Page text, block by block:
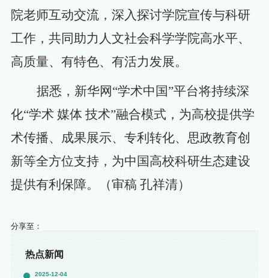
院老师互动交流，深入探讨学院宣传与科研
工作，共同助力人文社会科学学院高水平、
高质量、有特色、有活力发展。
据悉，新华网“学术中国”平台将持续深
化“学术 媒体 技术”融合模式，为高校提供学
术传播、成果展示、专利转化、思政教育创
新等全方位支持，为中国高校科研生态建设
提供有利保障。（审稿 孔祥清）
分享至：
热点新闻
2025-12-04